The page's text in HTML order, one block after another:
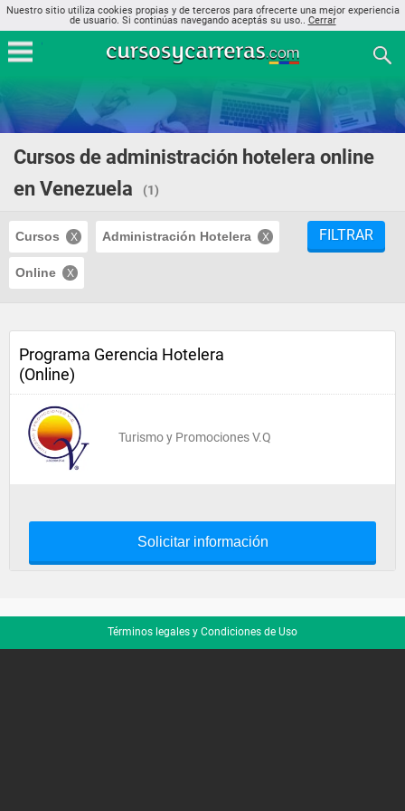
Nuestro sitio utiliza cookies propias y de terceros para ofrecerte una mejor experiencia
de usuario. Si continúas navegando aceptás su uso.. Cerrar
Cursos de administración hotelera online
en Venezuela
(1)
Cursos Administración Hotelera
Online
FILTRAR
Programa Gerencia Hotelera
(Online)
Turismo y Promociones V.Q
Solicitar información
Términos legales y Condiciones de Uso